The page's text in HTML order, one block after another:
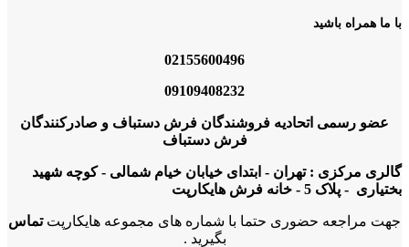
با ما همراه باشید
02155600496
09109408232
عضو رسمی اتحادیه فروشندگان فرش دستباف و صادرکنندگان
فرش دستباف
گالری مرکزی : تهران - ابتدای خیابان خیام شمالی - کوچه شهید
بختیاری - پلاک 5 - خانه فرش هایکارپت
جهت مراجعه حضوری حتما با شماره های مجموعه هایکارپتتماس
بگیرید .